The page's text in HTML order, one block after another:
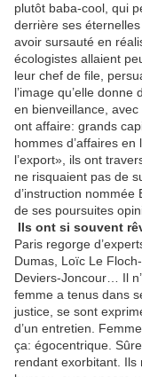
plutôt baba-cool, qui
derrière ses
avoir sursauté en
écologistes allaient
leur chef de file,
l’image qu’elle
en bienveillance,
ont affaire: grands
hommes d’affaires
l’export», ils ont
ne risquaient pas de
d’instruction nommée
de ses poursuites
Ils ont si souvent
Paris regorge
Dumas, Loïc Le
Deviers-Joncour… Il
femme a tenus dans
justice, se sont
d’un entretien.
ça: égocentrique.
rendant exorbitant. Ils